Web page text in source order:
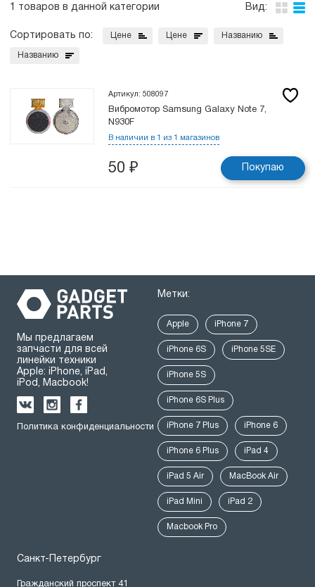
1 товаров в данной категории Вид:
Сортировать по: Цене Цене Названию
Названию
Артикул: 508097
Вибромотор Samsung Galaxy Note 7,
N930F
В наличии в 1 из 1 магазинов
50 ₽ Покупаю
Мы предлагаем
запчасти для всей
линейки техники
Apple: iPhone, iPad,
iPod, Macbook!
Политика конфиденциальности
Метки:
Apple iPhone 7
iPhone 6S iPhone 5SE
iPhone 5S
iPhone 6S Plus
iPhone 7 Plus iPhone 6
iPhone 6 Plus iPad 4
iPad 5 Air MacBook Air
iPad Mini iPad 2
Macbook Pro
Санкт-Петербург
Гражданский проспект 41